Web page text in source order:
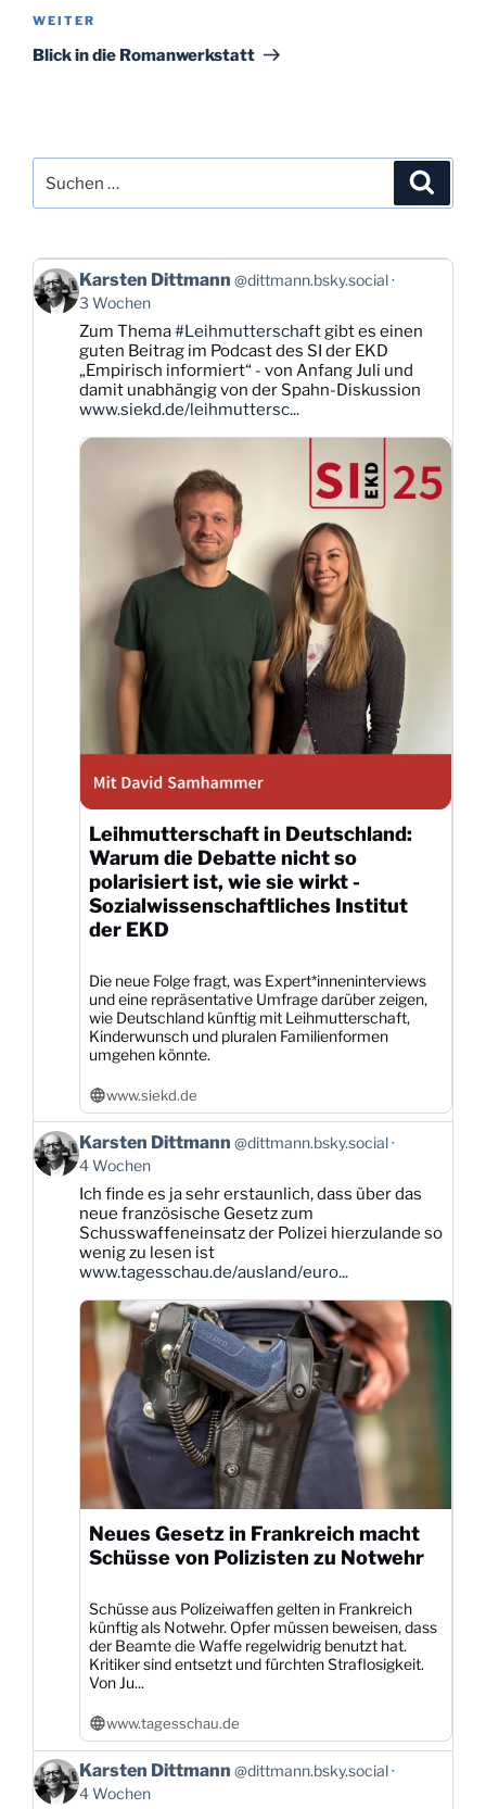
Nächster
Beitrag
WEITER
Blick in die Romanwerkstatt
nach:
Beitrag
von
Karsten
Dittmann
Bluesky
ansehen
Karsten Dittmann @dittmann.bsky.social
3 Wochen
Zum Thema#Leihmutterschaftgibt es einen
guten Beitrag im Podcast des SI der EKD
„Empirisch informiert“ - von Anfang Juli und
damit unabhängig von der Spahn-Diskussion
www.siekd.de/leihmuttersc...
Leihmutterschaft in Deutschland:
Warum die Debatte nicht so
polarisiert ist, wie sie wirkt -
Sozialwissenschaftliches Institut
der EKD
Die neue Folge fragt, was Expert*inneninterviews
und eine repräsentative Umfrage darüber zeigen,
wie Deutschland künftig mit Leihmutterschaft,
Kinderwunsch und pluralen Familienformen
umgehen könnte.
www.siekd.de
Beitrag
von
Karsten
Dittmann
Bluesky
ansehen
Karsten Dittmann @dittmann.bsky.social
4 Wochen
Ich finde es ja sehr erstaunlich, dass über das
neue französische Gesetz zum
Schusswaffeneinsatz der Polizei hierzulande so
wenig zu lesen ist
www.tagesschau.de/ausland/euro...
Neues Gesetz in Frankreich macht
Schüsse von Polizisten zu Notwehr
Schüsse aus Polizeiwaffen gelten in Frankreich
künftig als Notwehr. Opfer müssen beweisen, dass
der Beamte die Waffe regelwidrig benutzt hat.
Kritiker sind entsetzt und fürchten Straflosigkeit.
Von Ju...
www.tagesschau.de
Beitrag
von
Karsten Dittmann @dittmann.bsky.social
4 Wochen